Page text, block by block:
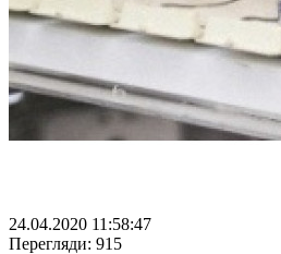
24.04.2020 11:58:47
Перегляди: 915